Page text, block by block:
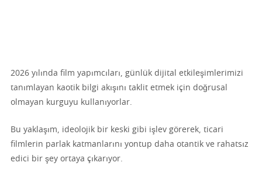
2026 yılında film yapımcıları, günlük dijital etkileşimlerimizi
tanımlayan kaotik bilgi akışını taklit etmek için doğrusal
olmayan kurguyu kullanıyorlar.
Bu yaklaşım, ideolojik bir keski gibi işlev görerek, ticari
filmlerin parlak katmanlarını yontup daha otantik ve rahatsız
edici bir şey ortaya çıkarıyor.